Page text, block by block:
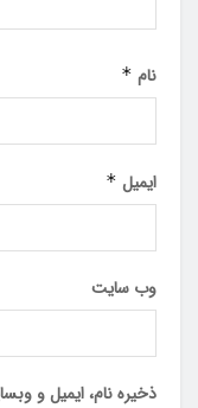
نام *
ایمیل *
وب‌ سایت
ذخیره نام، ایمیل و